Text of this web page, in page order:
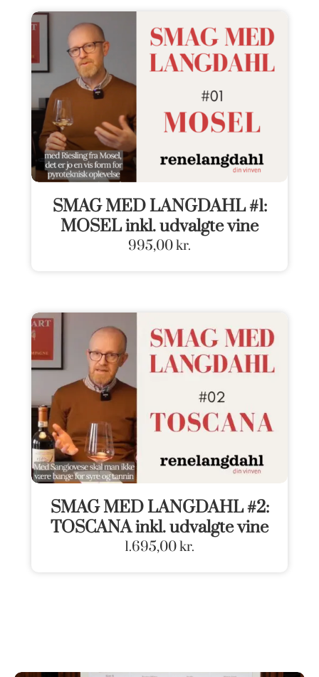
SMAG MED LANGDAHL #1:
MOSEL inkl. udvalgte vine
995,00kr.
SMAG MED LANGDAHL #2:
TOSCANA inkl. udvalgte vine
1.695,00kr.